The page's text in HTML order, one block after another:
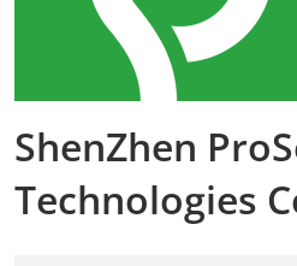
ShenZhen
Technologies